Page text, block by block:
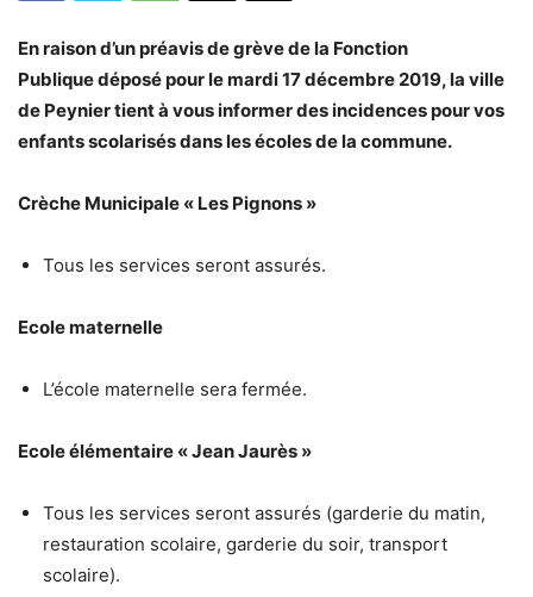
En raison d’un préavis de grève de la Fonction
Publique déposé pour le mardi 17 décembre 2019, la ville
de Peynier tient à vous informer des incidences pour vos
enfants scolarisés dans les écoles de la commune.
Crèche Municipale « Les Pignons »
Tous les services seront assurés.
Ecole maternelle
L’école maternelle sera fermée.
Ecole élémentaire « Jean Jaurès »
Tous les services seront assurés (garderie du matin,
restauration scolaire, garderie du soir, transport
scolaire).